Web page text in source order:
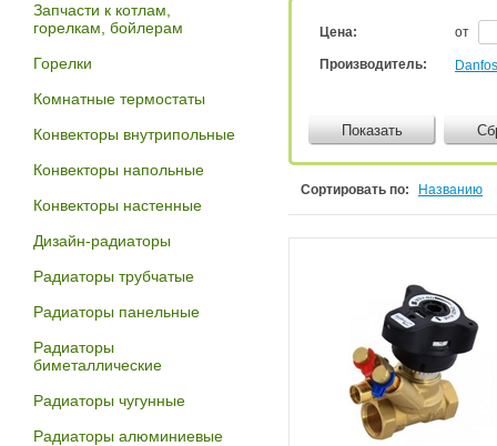
Запчасти к котлам,
горелкам, бойлерам
Горелки
Комнатные термостаты
Конвекторы внутрипольные
Конвекторы напольные
Конвекторы настенные
Дизайн-радиаторы
Радиаторы трубчатые
Радиаторы панельные
Радиаторы
биметаллические
Радиаторы чугунные
Радиаторы алюминиевые
Цена: от
Производитель:
Показать
Сортировать по: Названию